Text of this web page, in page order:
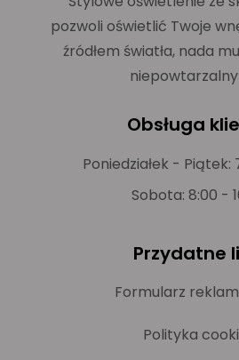
pozwoli oświetlić Twoje
źródłem światła, nada
Obsługa
Poniedziałek - Piątek:
Sobota: 8:00 -
Przydatne
Formularz
Polityka